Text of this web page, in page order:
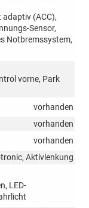
(ACC),
Sensor,
Notbremssystem,
vorne, Park
vorhanden
vorhanden
vorhanden
Aktivlenkung
LED-